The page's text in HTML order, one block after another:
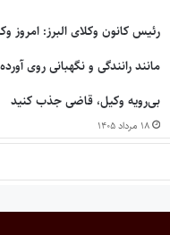
رئیس کانون وکلای البرز: امروز
مانند رانندگی و نگهبانی روی
بی‌رویه وکیل، قاضی جذب کنید
۱۸ مرداد ۱۴۰۵